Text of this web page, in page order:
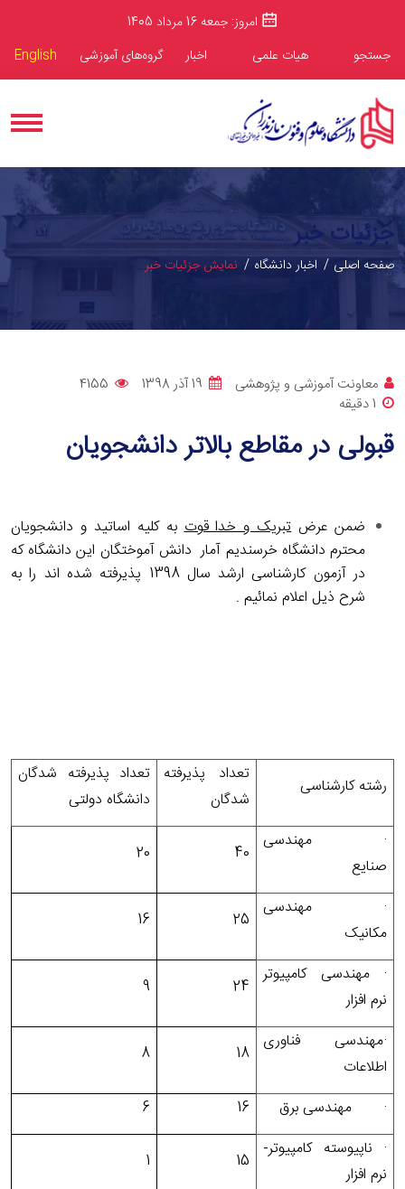
امروز: جمعه 16 مرداد 1405
جستجو
هیات علمی اخبار گروه‌های آموزشی English
جزئیات خبر
صفحه اصلی اخبار دانشگاه نمایش جزئیات خبر
معاونت آموزشی و پژوهشی 19 آذر 1398
4155
1 دقيقه
قبولی در مقاطع بالاتر دانشجویان
ضمن عرضتبریک و خدا قوتبه کلیه اساتید و دانشجویان
محترم دانشگاه خرسندیم آمار دانش آموختگان این دانشگاه که
در آزمون کارشناسی ارشد سال 1398
پذیرفته شده اند را به
شرح ذیل اعلام نمائیم .
رشته کارشناسی
تعداد پذیرفته
شدگان
تعداد پذیرفته شدگان
دانشگاه دولتی
· مهندسی
صنایع
40
20
· مهندسی
مکانیک
25
16
· مهندسی کامپیوتر
نرم افزار
24
9
·مهندسی فناوری
اطلاعات
18
8
· مهندسی برق 16
6
· ناپیوسته کامپیوتر-
نرم افزار
15
1